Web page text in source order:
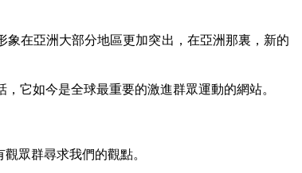
在亞洲大部分地區更加突出，在亞洲那裏，新的
它如今是全球最重要的激進群眾運動的網站。
眾群尋求我們的觀點。